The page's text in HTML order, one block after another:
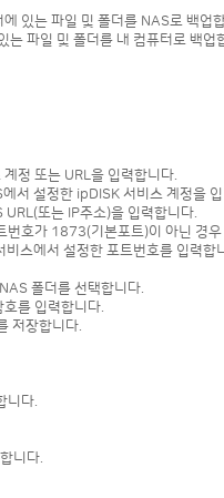
있는 파일 및 폴더를 NAS로 백업
파일 및 폴더를 내 컴퓨터로 백업
정 또는 URL을 입력합니다.
설정한 ipDISK 서비스 계정을 입
또는 IP주소)을 입력합니다.
호가 1873(기본포트)이 아닌 경우
에서 설정한 포트번호를 입력합
폴더를 선택합니다.
를 입력합니다.
저장합니다.
니다.
니다.